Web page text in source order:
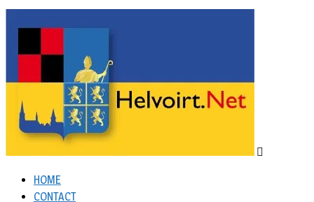
HOME
CONTACT